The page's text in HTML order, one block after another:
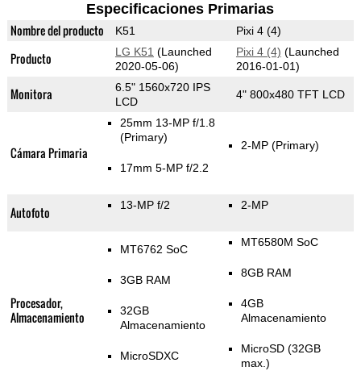
Especificaciones Primarias
Nombre del producto K51 Pixi 4 (4)
Producto LG K51 (Launched
2020-05-06)
Pixi 4 (4) (Launched
2016-01-01)
Monitora
6.5" 1560x720 IPS
LCD
4" 800x480 TFT LCD
Cámara Primaria
25mm 13-MP f/1.8
(Primary)
17mm 5-MP f/2.2
2-MP (Primary)
Autofoto 13-MP f/2 2-MP
Procesador,
Almacenamiento
MT6762 SoC
3GB RAM
32GB
Almacenamiento
MicroSDXC
MT6580M SoC
8GB RAM
4GB
Almacenamiento
MicroSD (32GB
max.)